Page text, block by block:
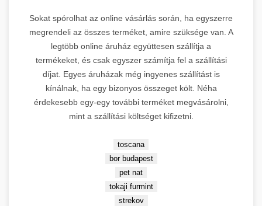
2.
OnlineMarketing101
platform megtekintése
→
DR 44
Leírás:
keresőoptimalizálás központi
forrása Budapesten. Linképítés
szakértők által üzemeltetett
prémium platform, amely átfogó
SEO és linképítés oktatás
The Home of SEO oldal
látogatása
4.
RothCreative - AI
Linképítés
Sokat spórolhat az online vásárlás során, ha egyszerre
megrendeli az összes terméket, amire szüksége van. A
legtöbb online áruház együttesen szállítja a
termékeket, és csak egyszer számítja fel a szállítási
díjat. Egyes áruházak még ingyenes szállítást is
kínálnak, ha egy bizonyos összeget költ. Néha
érdekesebb egy-egy további terméket megvásárolni,
mint a szállítási költséget kifizetni.
toscana
bor budapest
pet nat
tokaji furmint
strekov